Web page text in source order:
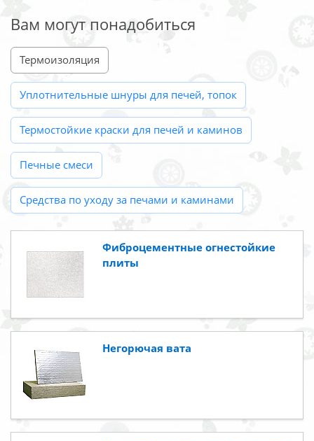
Вам могут понадобиться
Термоизоляция
Уплотнительные шнуры для печей, топок
Термостойкие краски для печей и каминов
Печные смеси
Средства по уходу за печами и каминами
Фиброцементные огнестойкие
плиты
Негорючая вата